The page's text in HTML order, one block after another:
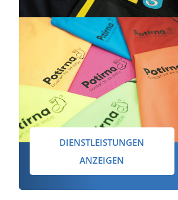
DIENSTLEISTUNGEN
ANZEIGEN